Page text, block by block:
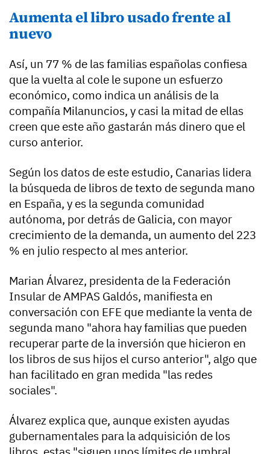
Aumenta el libro usado frente al
nuevo
Así, un 77 % de las familias españolas confiesa
que la vuelta al cole le supone un esfuerzo
económico, como indica un análisis de la
compañía Milanuncios, y casi la mitad de ellas
creen que este año gastarán más dinero que el
curso anterior.
Según los datos de este estudio, Canarias lidera
la búsqueda de libros de texto de segunda mano
en España, y es la segunda comunidad
autónoma, por detrás de Galicia, con mayor
crecimiento de la demanda, un aumento del 223
% en julio respecto al mes anterior.
Marian Álvarez, presidenta de la Federación
Insular de AMPAS Galdós, manifiesta en
conversación con EFE que mediante la venta de
segunda mano "ahora hay familias que pueden
recuperar parte de la inversión que hicieron en
los libros de sus hijos el curso anterior", algo que
han facilitado en gran medida "las redes
sociales".
Álvarez explica que, aunque existen ayudas
gubernamentales para la adquisición de los